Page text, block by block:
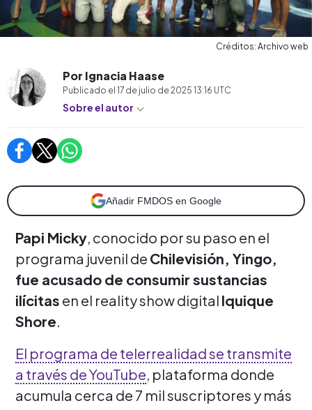
Créditos: Archivo web
Por Ignacia Haase
Publicado el 17 de julio de 2025 13:16 UTC
Sobre el autor
Añadir FMDOS en Google
Papi Micky, conocido por su paso en el
programa juvenil de Chilevisión, Yingo,
fue acusado de consumir sustancias
ilícitas en el reality show digital Iquique
Shore.
El programa de telerrealidad se transmite
a través de YouTube, plataforma donde
acumula cerca de 7 mil suscriptores y más